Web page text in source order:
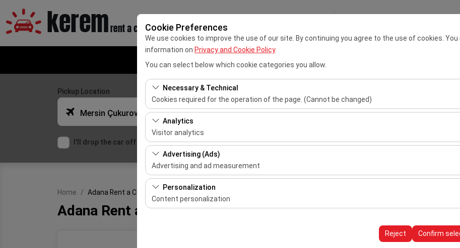
Cookie Preferences
We use cookies to improve the use of our site. By continuing you agree to the use of cookies. You
information on Privacy and Cookie Policy.
You can select below which cookie categories you allow.
Necessary & Technical
Cookies required for the operation of the page. (Cannot be changed)
These cookies are required for the proper functioning of the site, security, session
features. They cannot be disabled.
Analytics
Visitor analytics
These cookies allow us to analyze how our site is used (number of visitors, most visited pages,
This data is used to measure website performance and continuously improve the user
Advertising (Ads)
Advertising and ad measurement
These cookies allow us to show you personalized ads based on your interests and measure
our advertising campaigns (impressions, click-through rate).
Personalization
Content personalization
your user interface settings, language preferences, and other configurations.
Reject Confirm
Adana VIP Rent A Car
Pickup Location
Mersin Çukurova Uluslararası Airport Office (Domestic Flights)
I'll drop the car off at a different location.
09:00
Home Adana Rent a Car or Adana Car Hire
Adana Rent a Car or Adana Car Hire